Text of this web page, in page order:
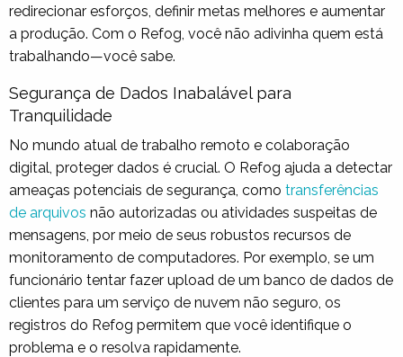
redirecionar esforços, definir metas melhores e aumentar
a produção. Com o Refog, você não adivinha quem está
trabalhando—você sabe.
Segurança de Dados Inabalável para
Tranquilidade
No mundo atual de trabalho remoto e colaboração
digital, proteger dados é crucial. O Refog ajuda a detectar
ameaças potenciais de segurança, como transferências
de arquivos não autorizadas ou atividades suspeitas de
mensagens, por meio de seus robustos recursos de
monitoramento de computadores. Por exemplo, se um
funcionário tentar fazer upload de um banco de dados de
clientes para um serviço de nuvem não seguro, os
registros do Refog permitem que você identifique o
problema e o resolva rapidamente.